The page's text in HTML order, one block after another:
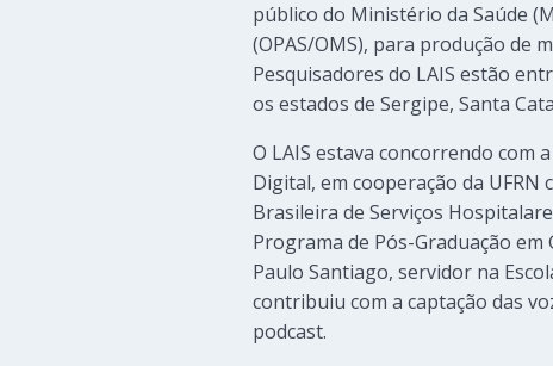
público do Ministério da Saúde
(OPAS/OMS), para produção de
Pesquisadores do LAIS estão
os estados de Sergipe, Santa
O LAIS estava concorrendo com
Digital, em cooperação da
Brasileira de Serviços
Programa de Pós-Graduação em
Paulo Santiago, servidor na
contribuiu com a captação das
podcast.